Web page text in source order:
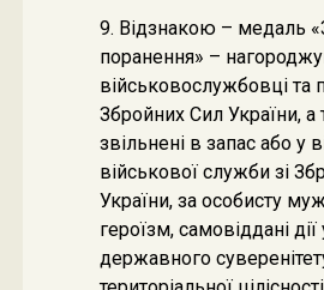
9. Відзнакою – медаль
поранення» –
військовослужбовці та
Збройних Сил України, а
звільнені в запас або у
військової служби зі
України, за особисту
героїзм, самовіддані дії
державного